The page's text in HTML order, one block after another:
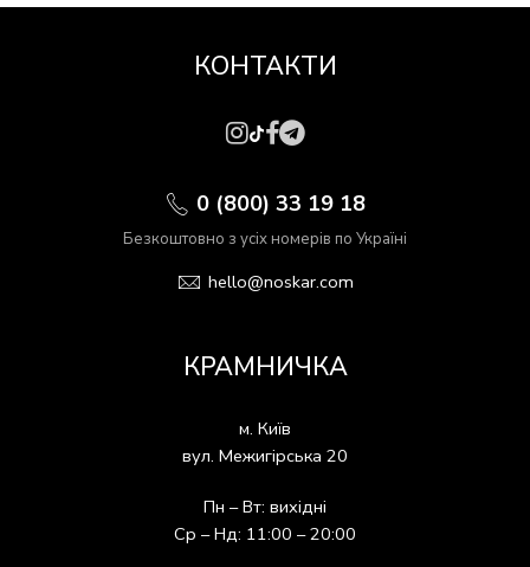
КОНТАКТИ
0 (800) 33 19 18
Безкоштовно з усіх номерів по Україні
hello@noskar.com
КРАМНИЧКА
м. Київ
вул. Межигірська 20
Пн – Вт: вихідні
Ср – Нд: 11:00 – 20:00